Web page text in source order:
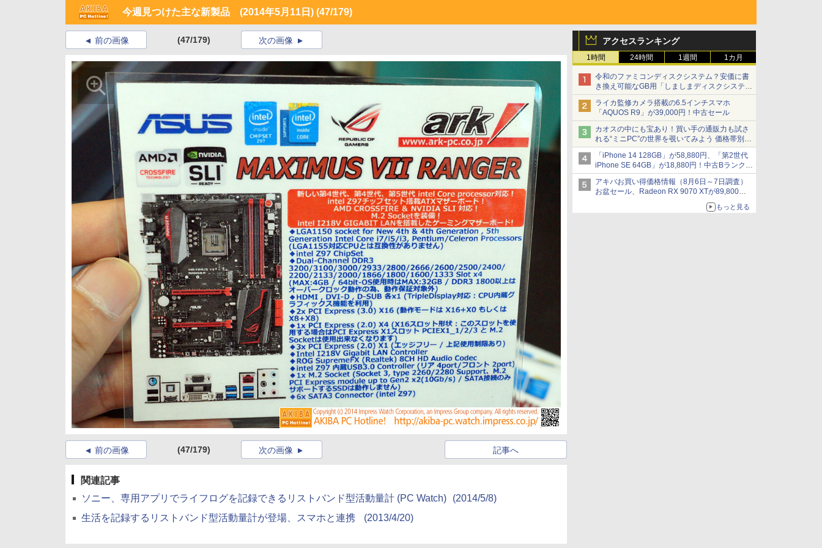
今週見つけた主な新製品 (2014年5月11日) (47/179)
アクセスランキング
1時間 24時間 1週間 1カ月
令和のファミコンディスクシステム？安価に書
き換え可能なGB用「しましまディスクシステ
ム」
ライカ監修カメラ搭載の6.5インチスマホ
「AQUOS R9」が39,000円！中古セール
カオスの中にも宝あり！買い手の通販力も試さ
れる“ミニPC”の世界を覗いてみよう 価格帯別に
仕様や特徴を整理、11製品をピックアップ text
by 石川 ひさよし
「iPhone 14 128GB」が58,880円、「第2世代
iPhone SE 64GB」が18,880円！中古Bランク品
セール
アキバお買い得価格情報（8月6日～7日調査）
お盆セール、Radeon RX 9070 XTが89,800
円、水平周波数24.8kHz対応の17型モニターが
9,801円、暑さ指数連動セール ほか
もっと見る
前の画像 (47/179) 次の画像
前の画像 (47/179) 記事へ
次の画像
関連記事
ソニー、専用アプリでライフログを記録できるリストバンド型活動量計 (PC Watch)
(2014/5/8)
生活を記録するリストバンド型活動量計が登場、スマホと連携
(2013/4/20)